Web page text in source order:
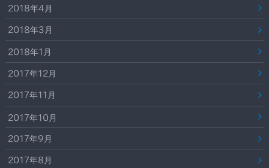
2018年4月
2018年3月
2018年1月
2017年12月
2017年11月
2017年10月
2017年9月
2017年8月